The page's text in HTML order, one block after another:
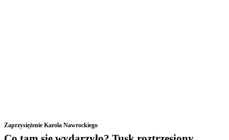
Zaprzysiężenie Karola Nawrockiego